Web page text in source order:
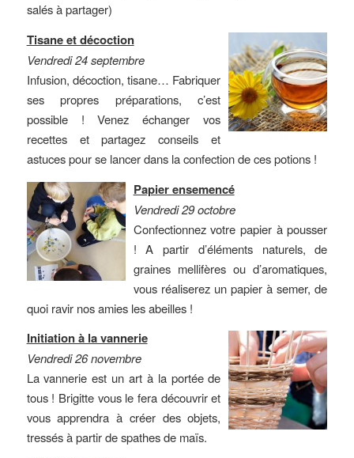
salés à partager)
Tisane et décoction
Vendredi 24 septembre
Infusion, décoction, tisane… Fabriquer
ses propres préparations, c’est
possible ! Venez échanger vos
recettes et partagez conseils et
astuces pour se lancer dans la confection de ces potions !
Papier ensemencé
Vendredi 29 octobre
Confectionnez votre papier à pousser
! A partir d’éléments naturels, de
graines mellifères ou d’aromatiques,
vous réaliserez un papier à semer, de
quoi ravir nos amies les abeilles !
Initiation à la vannerie
Vendredi 26 novembre
La vannerie est un art à la portée de
tous ! Brigitte vous le fera découvrir et
vous apprendra à créer des objets,
tressés à partir de spathes de maïs.